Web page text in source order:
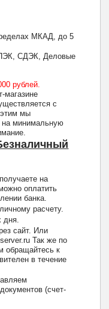
МКАД, до 5
ПЭК, СДЭК, Деловые
рублей.
магазине
с
этим мы
на минимальную
на
оплатить
банка.
расчету.
дня.
сайт. Или
Так же по
обращайтесь к
в течение
(счет-